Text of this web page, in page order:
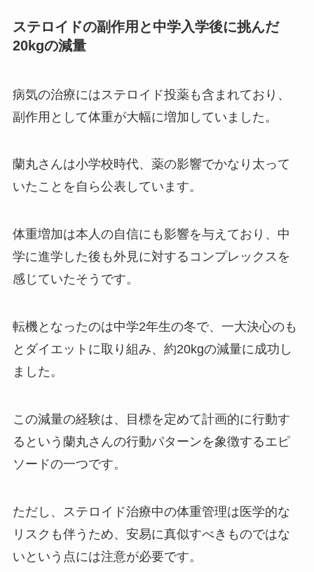
ステロイドの副作用と中学入学後に挑んだ
20kgの減量
病気の治療にはステロイド投薬も含まれており、
副作用として体重が大幅に増加していました。
蘭丸さんは小学校時代、薬の影響でかなり太って
いたことを自ら公表しています。
体重増加は本人の自信にも影響を与えており、中
学に進学した後も外見に対するコンプレックスを
感じていたそうです。
転機となったのは中学2年生の冬で、一大決心のも
とダイエットに取り組み、約20kgの減量に成功し
ました。
この減量の経験は、目標を定めて計画的に行動す
るという蘭丸さんの行動パターンを象徴するエピ
ソードの一つです。
ただし、ステロイド治療中の体重管理は医学的な
リスクも伴うため、安易に真似すべきものではな
いという点には注意が必要です。